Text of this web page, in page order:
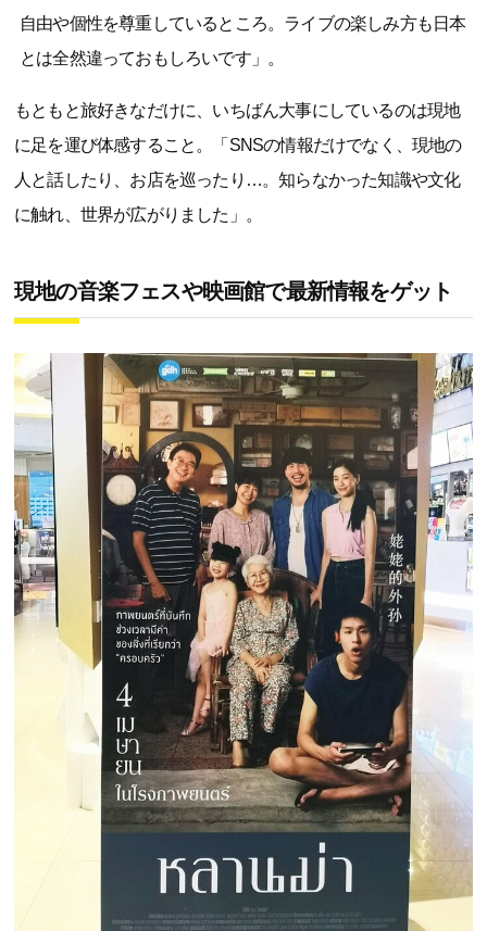
自由や個性を尊重しているところ。ライブの楽しみ方も日本
とは全然違っておもしろいです」。
もともと旅好きなだけに、いちばん大事にしているのは現地
に足を運び体感すること。「SNSの情報だけでなく、現地の
人と話したり、お店を巡ったり…。知らなかった知識や文化
に触れ、世界が広がりました」。
現地の音楽フェスや映画館で最新情報をゲット